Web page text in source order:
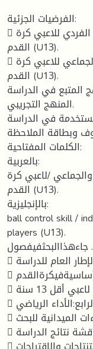
الفرضيات الجزئية:
 لمهارة التحكم في الكرة أثر على الأداء الفردي للاعبي كرة
القدم (U13).
 لمهارة التحكم في الكرة أثر على الأداء الجماعي للاعبي كرة
القدم (U13).
المتبع في الدراسة:
المنهج التجريبي.
في الدراسة:
وبطاقة الملاحظة.
الكلمات المفتاحية:
بالعربية:
/لاعبي كرة
القدم (U13).
بالإنجليزية:
ball control skill /
players (U13).
جاءهذاالبحثفيفصول .
 الفصلالأول:الإطار العام للدراسة.
 الفصلالثاني:المهاراتالأساسيةفيكرةالقدم.
 الفصلالثالث: خصائص كرة القدم عند لاعبي أقل 13 سنة.
 الفصلالرابع:الأداء الرياضي.
 الفصل الخامس: الإجراءات الميدانية للبحث.
 الفصل السادس: عرض وتحليل ومناقشة نتائج الدراسة.